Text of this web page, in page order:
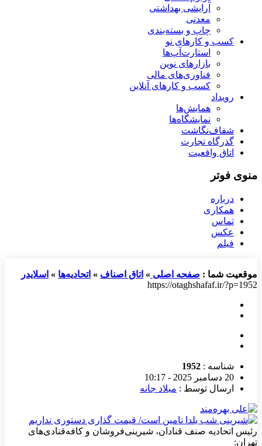
آرایشی بهداشتی
معدنی
چاپ و بسته‌بندی
کسب و کارهای نو
استارت‌آپ‌ها
بازارهای نوین
فناوری‌های مالی
کسب و کارهای آنلاین
رویداد
همایش‌ها
نمایشگاه‌ها
شفاف‌نگاشت
گذرگاه تجارت
اتاق واقعیت
منوی فوتر
درباره
همکاری
تماس
عکس
فیلم
موقعیت شما : صفحه اصلی » اتاق اصناف » اتحادیه‌ها » اسلایدر
https://otaghshafaf.ir/?p=1952
شناسه : 1952
20 دسامبر 2025 - 10:17
ارسال توسط : میلاد جانه
رئیس اتحادیه صنف قنادان، شیرینی‌فروشان و کافه‌قنادی‌های
تهران: